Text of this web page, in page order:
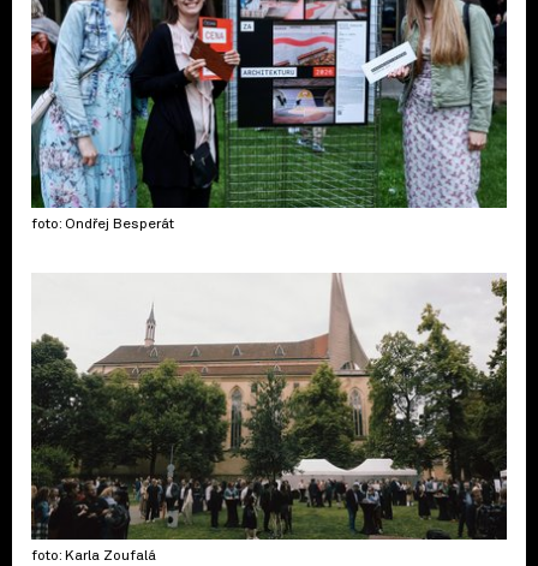
foto: Ondřej Besperát
foto: Karla Zoufalá